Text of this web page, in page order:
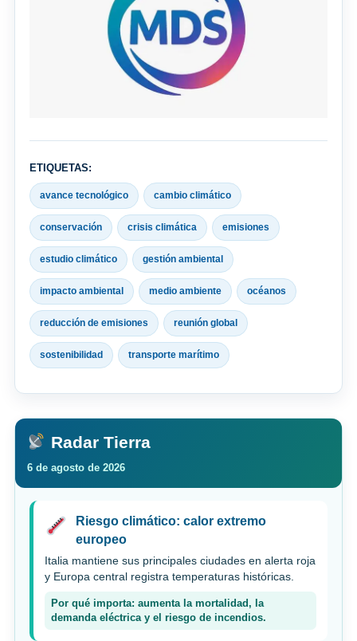
ETIQUETAS:
avance tecnológico cambio climático
conservación crisis climática emisiones
estudio climático gestión ambiental
impacto ambiental medio ambiente océanos
reducción de emisiones reunión global
sostenibilidad transporte marítimo
Radar Tierra
6 de agosto de 2026
Riesgo climático: calor extremo
europeo
Italia mantiene sus principales ciudades en alerta roja
y Europa central registra temperaturas históricas.
Por qué importa: aumenta la mortalidad, la
demanda eléctrica y el riesgo de incendios.